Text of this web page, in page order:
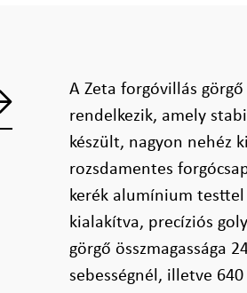
A Zeta forgóvillás
rendelkezik, amely
készült, nagyon nehéz
rozsdamentes
kerék alumínium
kialakítva, precíziós
görgő összmagassága
sebességnél, illetve